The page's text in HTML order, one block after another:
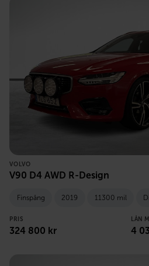
VOLVO
V90 D4 AWD R-Design
Finspång 2019 11300 mil
PRIS
324 800 kr
LÅN
4